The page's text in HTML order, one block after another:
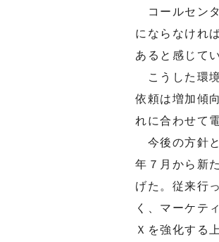
コールセン
にならなけれ
あると感じて
こうした環
依頼は増加傾
れに合わせて
今後の方針
年７月から新
げた。従来行
く、マーケテ
Ｘを強化する